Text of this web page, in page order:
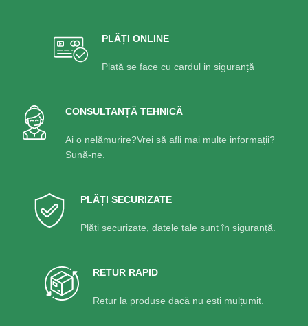
PLĂȚI ONLINE
Plată se face cu cardul in siguranță
CONSULTANȚĂ TEHNICĂ
Ai o nelămurire?Vrei să afli mai multe informații?
Sună-ne.
PLĂȚI SECURIZATE
Plăți securizate, datele tale sunt în siguranță.
RETUR RAPID
Retur la produse dacă nu ești mulțumit.